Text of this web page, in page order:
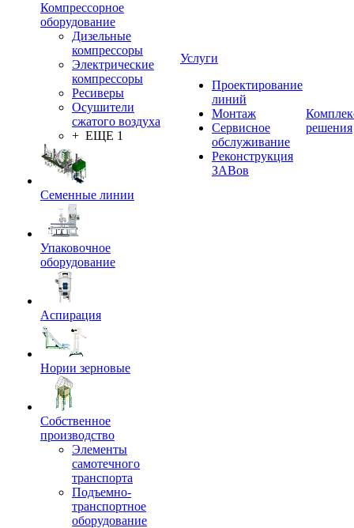
Компрессорное
оборудование
Дизельные
компрессоры
Электрические
компрессоры
Ресиверы
Осушители
сжатого воздуха
+ ЕЩЕ 1
Семенные линии
Упаковочное
оборудование
Аспирация
Нории зерновые
Собственное
производство
Элементы
самотечного
транспорта
Подъемно-
транспортное
оборудование
Услуги
Проектирование
линий
Монтаж
Сервисное
обслуживание
Реконструкция
ЗАВов
решения